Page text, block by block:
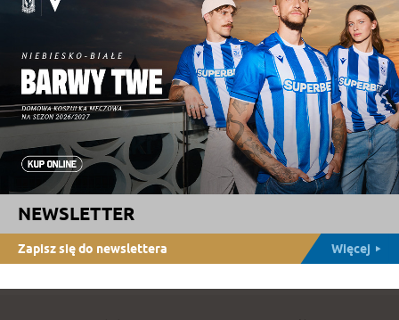
NEWSLETTER
Zapisz się do newslettera Więcej